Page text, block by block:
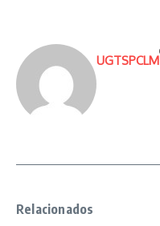
UGTSPCLM
Relacionados